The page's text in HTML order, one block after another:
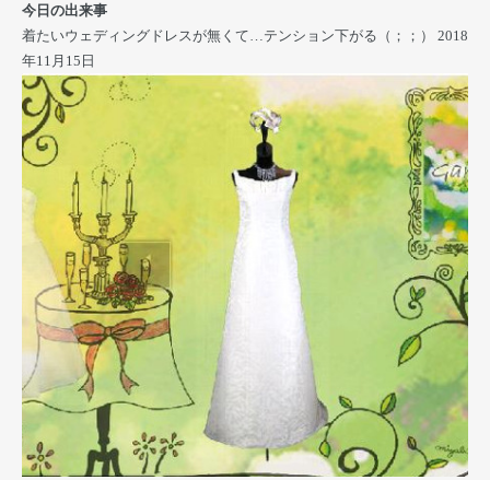
今日の出来事
着たいウェディングドレスが無くて…テンション下がる（；；）
2018
年11月15日